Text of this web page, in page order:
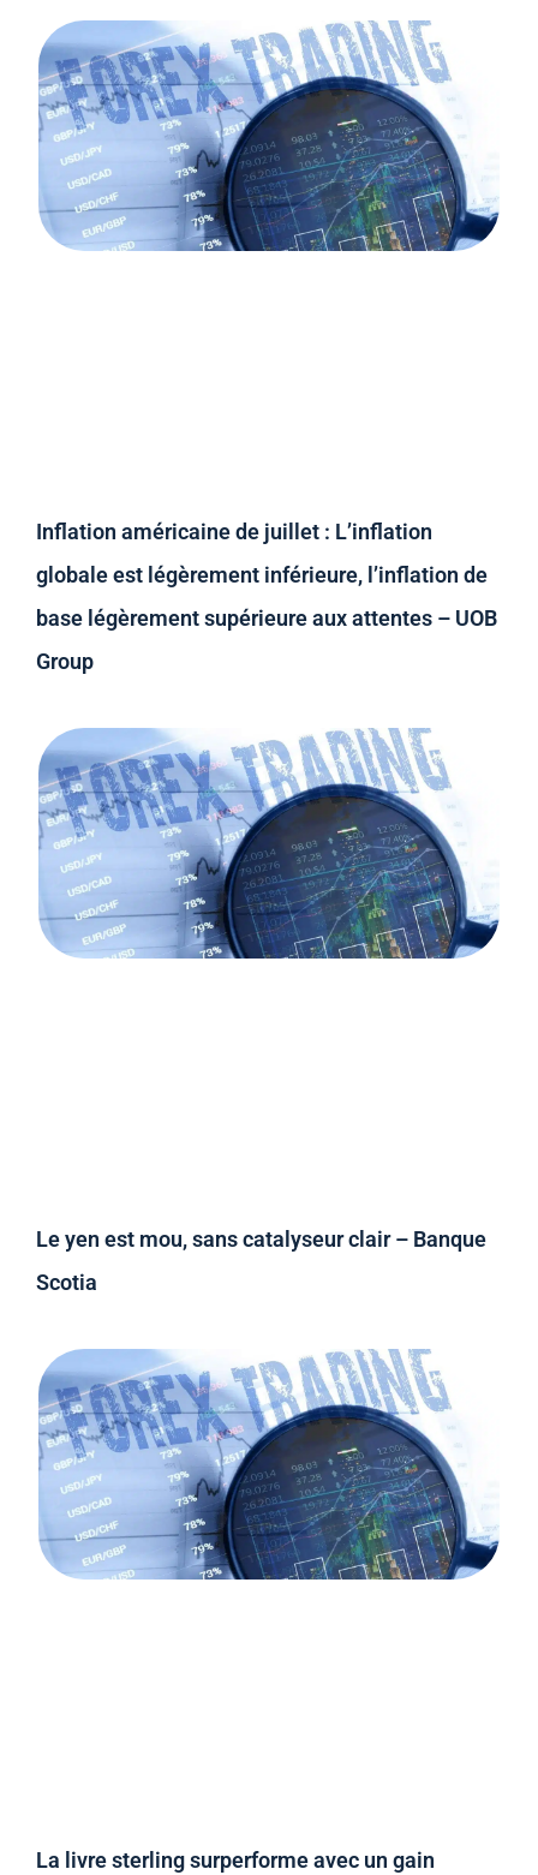
Inflation américaine de juillet : L’inflation
globale est légèrement inférieure, l’inflation de
base légèrement supérieure aux attentes – UOB
Group
Le yen est mou, sans catalyseur clair – Banque
Scotia
La livre sterling surperforme avec un gain